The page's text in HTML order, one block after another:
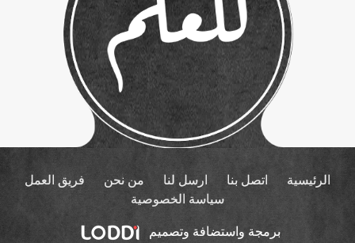
الرئيسية اتصل بنا ارسل لنا من نحن
فريق العمل
سياسة الخصوصية
برمجة واستضافة وتصميم